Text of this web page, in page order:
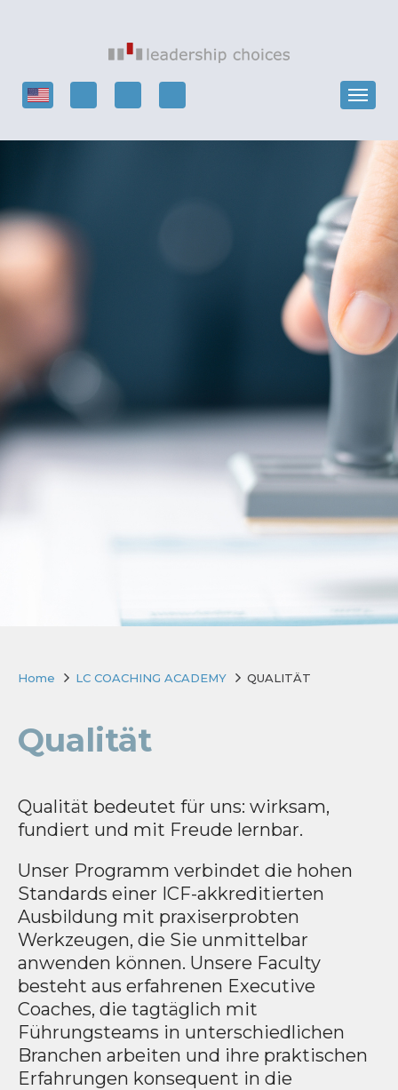
Home LC COACHING ACADEMY QUALITÄT
Qualität
Qualität bedeutet für uns: wirksam,
fundiert und mit Freude lernbar.
Unser Programm verbindet die hohen
Standards einer ICF-akkreditierten
Ausbildung mit praxiserprobten
Werkzeugen, die Sie unmittelbar
anwenden können. Unsere Faculty
besteht aus erfahrenen Executive
Coaches, die tagtäglich mit
Führungsteams in unterschiedlichen
Branchen arbeiten und ihre praktischen
Erfahrungen konsequent in die